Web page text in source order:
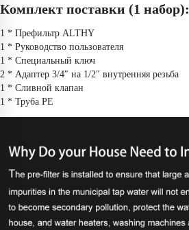
Комплект поставки (1 набор):
1 * Префильтр ALTHY
1 * Руководство пользователя
1 * Специальный ключ
2 * Адаптер 3/4″ на 1/2″ внутренняя резьба
1 * Сливной клапан
1 * Труба PE